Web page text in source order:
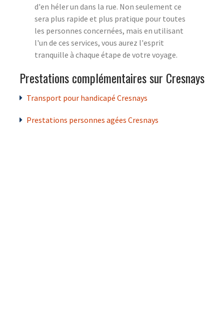
d'en héler un dans la rue. Non seulement ce
sera plus rapide et plus pratique pour toutes
les personnes concernées, mais en utilisant
l'un de ces services, vous aurez l'esprit
tranquille à chaque étape de votre voyage.
Prestations complémentaires sur Cresnays
Transport pour handicapé Cresnays
Prestations personnes agées Cresnays